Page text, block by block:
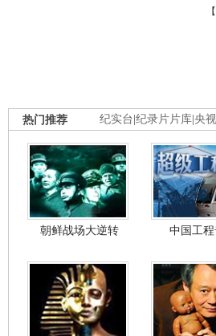
【
纪实台 纪录片片库 央
热门推荐
朝鲜战场大逆转 中国工